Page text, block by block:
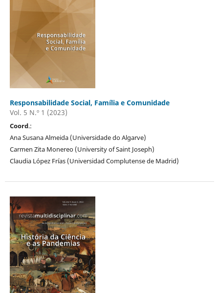
Responsabilidade Social, Família e Comunidade
Vol. 5 N.º 1 (2023)
Coord.:
Ana Susana Almeida (Universidade do Algarve)
Carmen Zita Monereo (University of Saint Joseph)
Claudia López Frías (Universidad Complutense de Madrid)